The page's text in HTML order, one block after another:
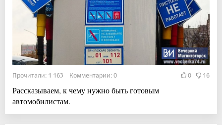
Прочитали: 1 163 Комментарии: 0 0 16
Рассказываем, к чему нужно быть готовым
автомобилистам.